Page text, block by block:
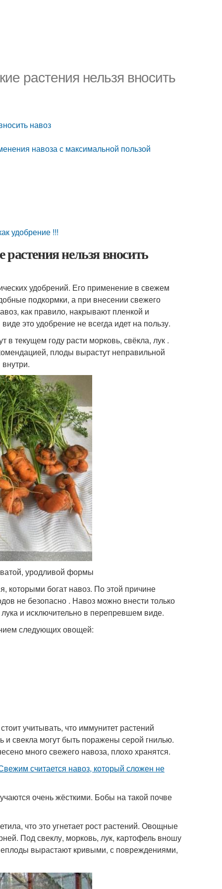
растения нельзя вносить
навоз
навоза с максимальной пользой
удобрение !!!
нельзя вносить
удобрений. Его применение в свежем
подкормки, а при внесении свежего
как правило, накрывают пленкой и
это удобрение не всегда идет на пользу.
в текущем году расти морковь, свёкла, лук .
плоды вырастут неправильной
уродливой формы
которыми богат навоз. По этой причине
не безопасно . Навоз можно внести только
и исключительно в перепревшем виде.
следующих овощей:
учитывать, что иммунитет растений
свекла могут быть поражены серой гнилью.
много свежего навоза, плохо хранятся.
считается навоз, который сложен не
очень жёсткими. Бобы на такой почве
что это угнетает рост растений. Овощные
Под свеклу, морковь, лук, картофель вношу
вырастают кривыми, с повреждениями,